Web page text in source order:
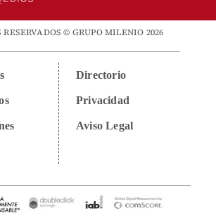
RESERVADOS © GRUPO MILENIO 2026
Directorio
Privacidad
Aviso Legal